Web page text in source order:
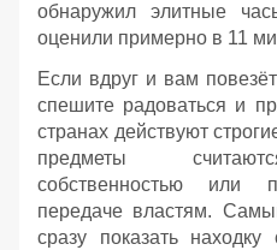
обнаружил элитные
оценили примерно в 11
Если вдруг и вам
спешите радоваться и
странах действуют
предметы
собственностью или
передаче властям.
сразу показать